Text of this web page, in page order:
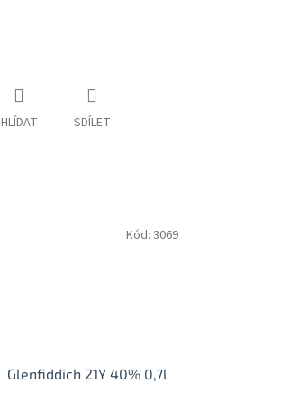
HLÍDAT SDÍLET
Glenfiddich 21Y 40% 0,7l
Kód: 3069